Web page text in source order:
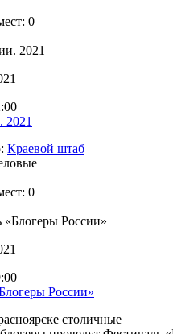
0
2021
Краевой штаб
0
России»
столичные